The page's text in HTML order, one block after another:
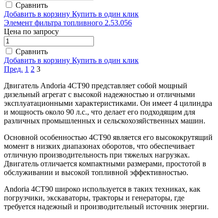
Сравнить
Добавить в корзину Купить в один клик
Элемент фильтра топливного 2.53.056
Цена по запросу
Сравнить
Добавить в корзину Купить в один клик
Пред. 1 2 3
Двигатель Andoria 4CT90 представляет собой мощный
дизельный агрегат с высокой надежностью и отличными
эксплуатационными характеристиками. Он имеет 4 цилиндра
и мощность около 90 л.с., что делает его подходящим для
различных промышленных и сельскохозяйственных машин.
Основной особенностью 4CT90 является его высококрутящий
момент в низких диапазонах оборотов, что обеспечивает
отличную производительность при тяжелых нагрузках.
Двигатель отличается компактными размерами, простотой в
обслуживании и высокой топливной эффективностью.
Andoria 4CT90 широко используется в таких техниках, как
погрузчики, экскаваторы, тракторы и генераторы, где
требуется надежный и производительный источник энергии.